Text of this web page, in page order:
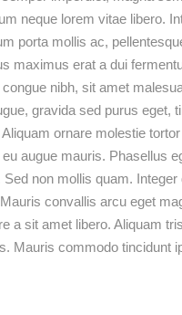
neque lorem vitae libero.
porta mollis ac,
maximus erat a dui
nibh, sit amet
gravida sed purus eget,
ornare molestie tortor
augue mauris. Phasellus
non mollis quam. Integer
convallis arcu eget
a sit amet libero. Aliquam
Mauris commodo tincidunt